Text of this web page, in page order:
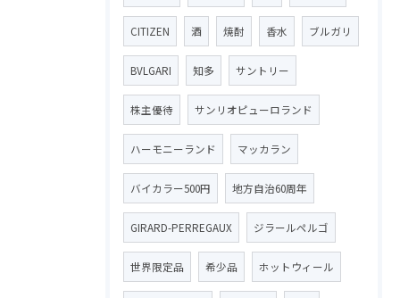
CITIZEN 酒 焼酎 香水 ブルガリ
BVLGARI 知多 サントリー
株主優待 サンリオピューロランド
ハーモニーランド マッカラン
バイカラー500円 地方自治60周年
GIRARD-PERREGAUX ジラールペルゴ
世界限定品 希少品 ホットウィール